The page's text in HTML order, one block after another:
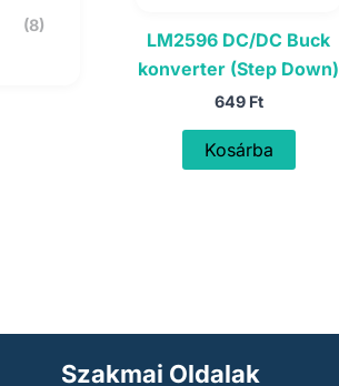
(8)
LM2596 DC/DC Buck
konverter (Step Down)
649 Ft
Kosárba
Szakmai Oldalak